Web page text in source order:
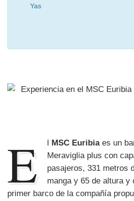
Yas
E MSC Euribiaes un
Meraviglia plus con
pasajeros, 331 metros
manga y 65 de altura y
primer barco de la compañía